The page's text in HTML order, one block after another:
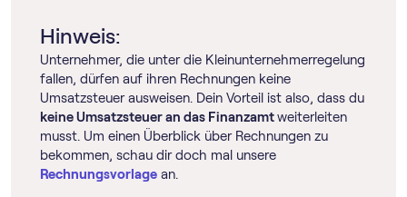
Hinweis:
Unternehmer, die unter die Klein­unternehmer­regelung
fallen, dürfen auf ihren Rechnungen keine
Umsatzsteuer ausweisen. Dein Vorteil ist also, dass du
keine Umsatzsteuer an das Finanzamtweiterleiten
musst. Um einen Überblick über Rechnungen zu
bekommen, schau dir doch mal unsere
Rechnungsvorlage an.